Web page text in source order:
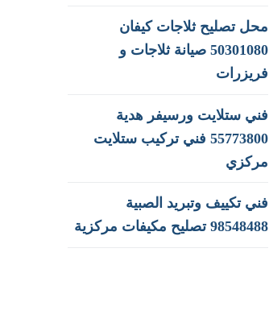
محل تصليح ثلاجات كيفان
50301080 صيانة ثلاجات و
فريزرات
فني ستلايت ورسيفر هدية
55773800 فني تركيب ستلايت
مركزي
فني تكييف وتبريد الصبية
98548488 تصليح مكيفات مركزية